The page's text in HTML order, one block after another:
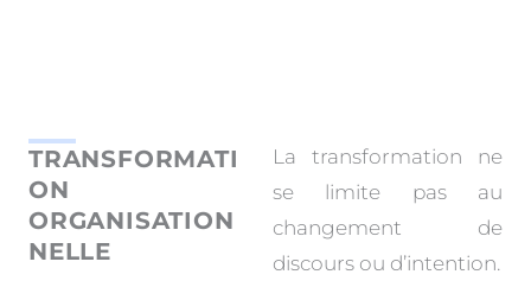
TRANSFORMATI
ON
ORGANISATION
NELLE
La transformation ne
se limite pas au
changement de
discours ou d’intention.